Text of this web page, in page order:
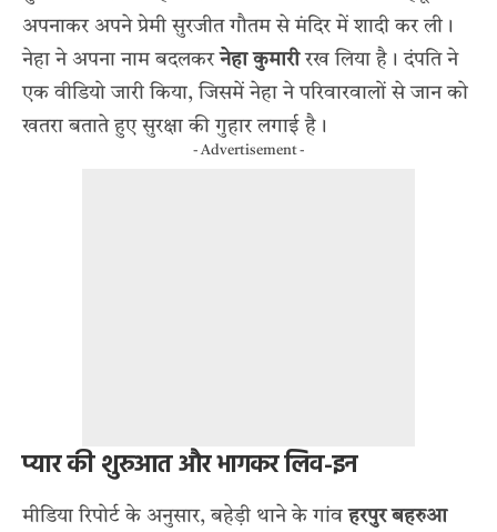
अपनाकर अपने प्रेमी सुरजीत गौतम से मंदिर में शादी कर ली।
नेहा ने अपना नाम बदलकरनेहा कुमारीरख लिया है। दंपति ने
एक वीडियो जारी किया, जिसमें नेहा ने परिवारवालों से जान को
खतरा बताते हुए सुरक्षा की गुहार लगाई है।
- Advertisement -
प्यार की शुरुआत और भागकर लिव-इन
मीडिया रिपोर्ट के अनुसार, बहेड़ी थाने के गांवहरपुर बहरुआ